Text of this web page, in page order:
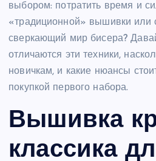
выбором: потратить время и
«традиционной» вышивки или
сверкающий мир бисера?
отличаются эти техники,
новичкам, и какие нюансы
покупкой первого набора.
Вышивка
классика